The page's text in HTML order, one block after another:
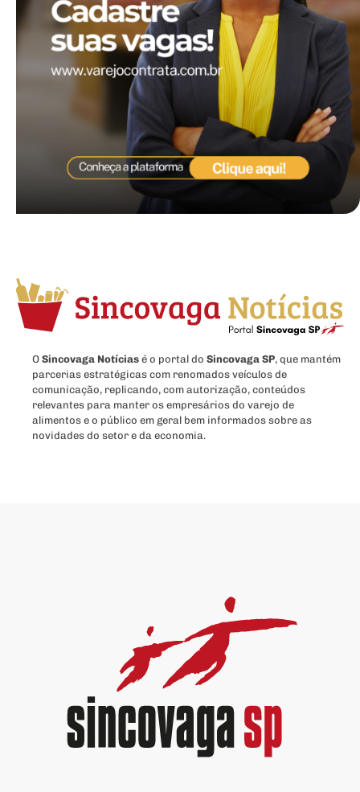
O Sincovaga Notícias é o portal do Sincovaga SP, que mantém
parcerias estratégicas com renomados veículos de
comunicação, replicando, com autorização, conteúdos
relevantes para manter os empresários do varejo de
alimentos e o público em geral bem informados sobre as
novidades do setor e da economia.